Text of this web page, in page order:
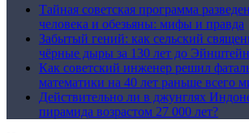
Тайная советская программа
человека и обезьяны: мифы и правда
Забытый гений: как сельский
чёрные дыры за 130 лет до
Как советский инженер решил
математики на 40 лет раньше всего
Действительно ли в джунглях
пирамида возрастом 27 000 лет?